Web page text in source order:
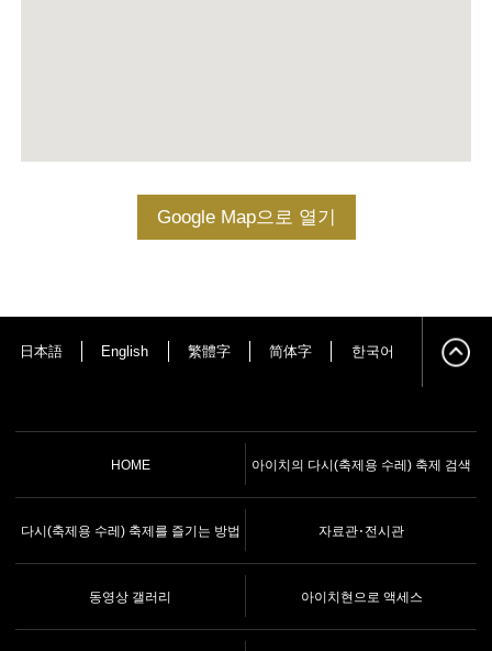
Google Map으로 열기
日本語 English 繁體字 简体字 한국어
HOME 아이치의 다시(축제용 수레) 축제 검색
다시(축제용 수레) 축제를 즐기는 방법 자료관･전시관
동영상 갤러리 아이치현으로 액세스